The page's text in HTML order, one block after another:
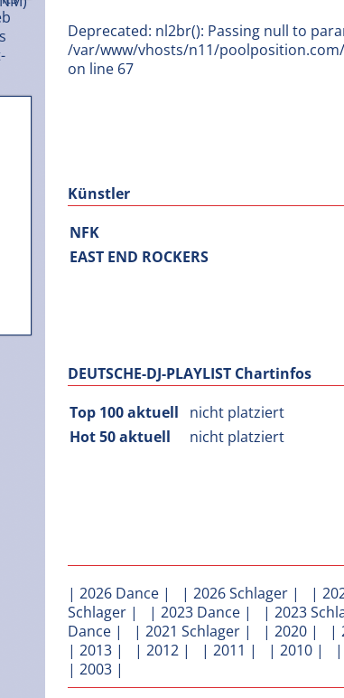
Deprecated: nl2br(): Passing null to
/var/www/vhosts/n11/
on line 67
Künstler
NFK
EAST END ROCKERS
DEUTSCHE-DJ-PLAYLIST Chartinfos
Top 100 aktuell
nicht platziert
Hot 50 aktuell
nicht platziert
| 2026 Dance | | 2026 Schlager | |
Schlager | | 2023 Dance | | 2023
Dance | | 2021 Schlager | | 2020 | |
| 2013 | | 2012 | | 2011 | | 2010 | |
| 2003 |